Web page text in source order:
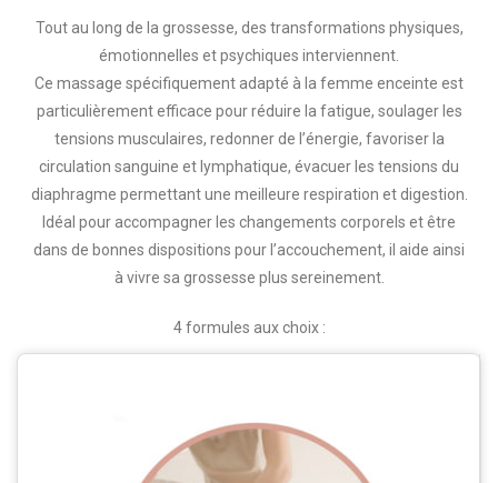
Tout au long de la grossesse, des transformations physiques,
émotionnelles et psychiques interviennent.
Ce massage spécifiquement adapté à la femme enceinte est
particulièrement efficace pour réduire la fatigue, soulager les
tensions musculaires, redonner de l’énergie, favoriser la
circulation sanguine et lymphatique, évacuer les tensions du
diaphragme permettant une meilleure respiration et digestion.
Idéal pour accompagner les changements corporels et être
dans de bonnes dispositions pour l’accouchement, il aide ainsi
à vivre sa grossesse plus sereinement.
4 formules aux choix :